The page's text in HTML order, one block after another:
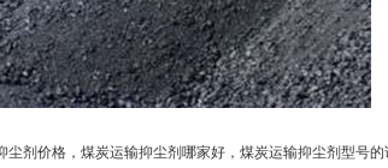
剂价格，煤炭运输抑尘剂哪家好，煤炭运输抑尘剂型号的